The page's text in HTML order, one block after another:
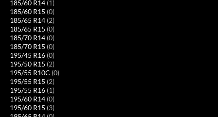
185/60 R14 (1)
185/60 R15 (0)
185/65 R14 (2)
185/65 R15 (0)
185/70 R14 (0)
185/70 R15 (0)
195/45 R16 (0)
195/50 R15 (2)
195/55 R10C (0)
195/55 R15 (2)
195/55 R16 (1)
195/60 R14 (0)
195/60 R15 (3)